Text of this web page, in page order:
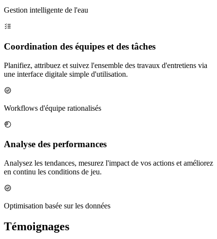
Gestion intelligente de l'eau
Coordination des équipes et des tâches
Planifiez, attribuez et suivez l'ensemble des travaux d'entretiens via
une interface digitale simple d'utilisation.
Workflows d'équipe rationalisés
Analyse des performances
Analysez les tendances, mesurez l'impact de vos actions et améliorez
en continu les conditions de jeu.
Optimisation basée sur les données
Témoignages